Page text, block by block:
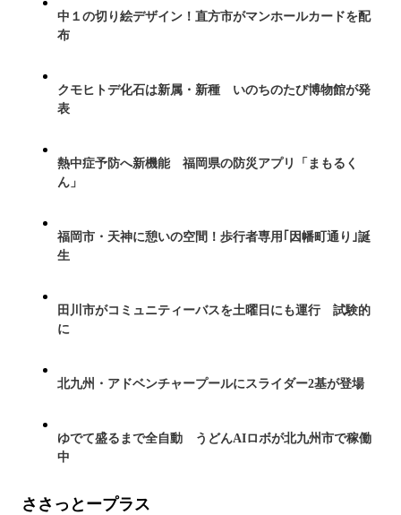
中１の切り絵デザイン！直方市がマンホールカードを配
布
クモヒトデ化石は新属・新種 いのちのたび博物館が発
表
熱中症予防へ新機能 福岡県の防災アプリ「まもるく
ん」
福岡市・天神に憩いの空間！歩行者専用｢因幡町通り｣誕
生
田川市がコミュニティーバスを土曜日にも運行 試験的
に
北九州・アドベンチャープールにスライダー2基が登場
ゆでて盛るまで全自動 うどんAIロボが北九州市で稼働
中
ささっとープラス